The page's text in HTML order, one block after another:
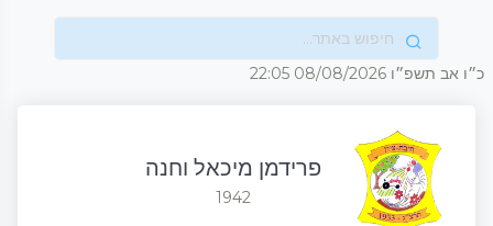
כ״ו אב תשפ״ו 08/08/2026
22:05
פרידמן מיכאל וחנה
1942